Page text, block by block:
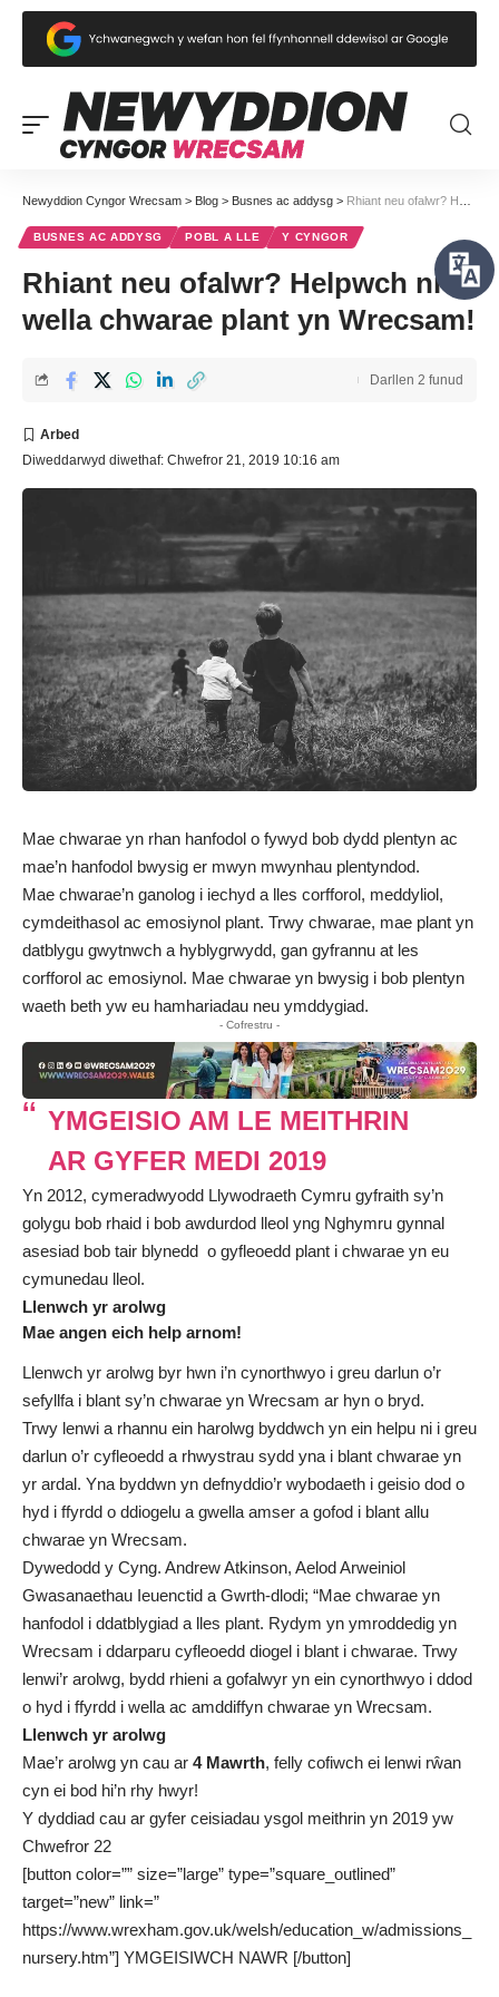
Newyddion Cyngor Wrecsam > Blog > Busnes ac addysg > Rhiant neu ofalwr? Helpwch ni i wella chwarae plant yn Wrecsam!
BUSNES AC ADDYSG POBL A LLE Y CYNGOR
Rhiant neu ofalwr? Helpwch ni i
wella chwarae plant yn Wrecsam!
Diweddarwyd diwethaf: Chwefror 21, 2019 10:16 am
Darllen 2 funud
Mae chwarae yn rhan hanfodol o fywyd bob dydd plentyn ac
mae’n hanfodol bwysig er mwyn mwynhau plentyndod.
Mae chwarae’n ganolog i iechyd a lles corfforol, meddyliol,
cymdeithasol ac emosiynol plant. Trwy chwarae, mae plant yn
datblygu gwytnwch a hyblygrwydd, gan gyfrannu at les
corfforol ac emosiynol. Mae chwarae yn bwysig i bob plentyn
waeth beth yw eu hamhariadau neu ymddygiad.
- Cofrestru -
YMGEISIO AM LE MEITHRIN
AR GYFER MEDI 2019
Yn 2012, cymeradwyodd Llywodraeth Cymru gyfraith sy’n
golygu bob rhaid i bob awdurdod lleol yng Nghymru gynnal
asesiad bob tair blynedd o gyfleoedd plant i chwarae yn eu
cymunedau lleol.
Llenwch yr arolwg
Mae angen eich help arnom!
Llenwch yr arolwg byr hwn i’n cynorthwyo i greu darlun o’r
sefyllfa i blant sy’n chwarae yn Wrecsam ar hyn o bryd.
Trwy lenwi a rhannu ein harolwg byddwch yn ein helpu ni i greu
darlun o’r cyfleoedd a rhwystrau sydd yna i blant chwarae yn
yr ardal. Yna byddwn yn defnyddio’r wybodaeth i geisio dod o
hyd i ffyrdd o ddiogelu a gwella amser a gofod i blant allu
chwarae yn Wrecsam.
Dywedodd y Cyng. Andrew Atkinson, Aelod Arweiniol
Gwasanaethau Ieuenctid a Gwrth-dlodi; “Mae chwarae yn
hanfodol i ddatblygiad a lles plant. Rydym yn ymroddedig yn
Wrecsam i ddarparu cyfleoedd diogel i blant i chwarae. Trwy
lenwi’r arolwg, bydd rhieni a gofalwyr yn ein cynorthwyo i ddod
o hyd i ffyrdd i wella ac amddiffyn chwarae yn Wrecsam.
Llenwch yr arolwg
Mae’r arolwg yn cau ar 4 Mawrth, felly cofiwch ei lenwi rŵan
cyn ei bod hi’n rhy hwyr!
Y dyddiad cau ar gyfer ceisiadau ysgol meithrin yn 2019 yw
Chwefror 22
[button color=”” size=”large” type=”square_outlined”
target=”new” link=”
https://www.wrexham.gov.uk/welsh/education_w/admissions_
nursery.htm”] YMGEISIWCH NAWR [/button]